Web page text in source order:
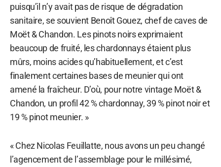
puisqu’il n’y avait pas de risque de dégradation
sanitaire, se souvient Benoît Gouez, chef de caves de
Moët & Chandon. Les pinots noirs exprimaient
beaucoup de fruité, les chardonnays étaient plus
mûrs, moins acides qu’habituellement, et c’est
finalement certaines bases de meunier qui ont
amené la fraîcheur. D’où, pour notre vintage Moët &
Chandon, un profil 42 % chardonnay, 39 % pinot noir et
19 % pinot meunier. »
« Chez Nicolas Feuillatte, nous avons un peu changé
l’agencement de l’assemblage pour le millésimé,